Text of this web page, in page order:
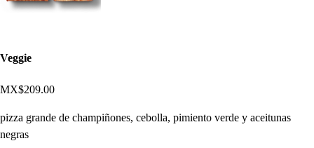
Veggie
MX$209.00
pizza grande de champiñones, cebolla, pimiento verde y aceitunas
negras